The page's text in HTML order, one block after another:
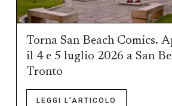
Torna San Beach Comics.
il 4 e 5 luglio 2026 a San
Tronto
LEGGI L'ARTICOLO